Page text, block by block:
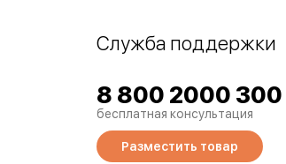
Служба поддержки
8 800 2000 300
бесплатная консультация
Разместить товар